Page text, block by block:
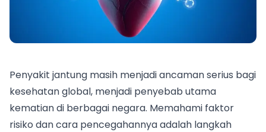
Penyakit jantung masih menjadi ancaman serius bagi
kesehatan global, menjadi penyebab utama
kematian di berbagai negara. Memahami faktor
risiko dan cara pencegahannya adalah langkah